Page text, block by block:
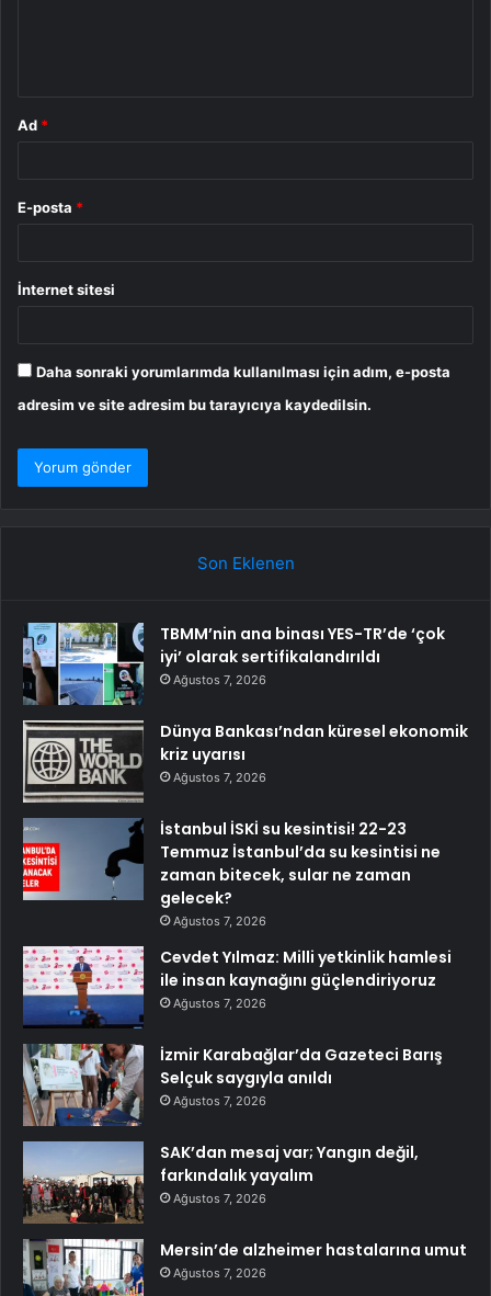
Ad *
E-posta *
İnternet sitesi
Daha sonraki yorumlarımda kullanılması için adım, e-posta
adresim ve site adresim bu tarayıcıya kaydedilsin.
Son Eklenen
TBMM’nin ana binası YES-TR’de ‘çok
iyi’ olarak sertifikalandırıldı
Ağustos 7, 2026
Dünya Bankası’ndan küresel ekonomik
kriz uyarısı
Ağustos 7, 2026
İstanbul İSKİ su kesintisi! 22-23
Temmuz İstanbul’da su kesintisi ne
zaman bitecek, sular ne zaman
gelecek?
Ağustos 7, 2026
Cevdet Yılmaz: Milli yetkinlik hamlesi
ile insan kaynağını güçlendiriyoruz
Ağustos 7, 2026
İzmir Karabağlar’da Gazeteci Barış
Selçuk saygıyla anıldı
Ağustos 7, 2026
SAK’dan mesaj var; Yangın değil,
farkındalık yayalım
Ağustos 7, 2026
Mersin’de alzheimer hastalarına umut
Ağustos 7, 2026